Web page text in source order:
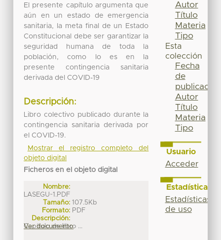
El presente capítulo argumenta que
aún en un estado de emergencia
sanitaria, la meta final de un Estado
Constitucional debe ser garantizar la
seguridad humana de toda la
población, como lo es en la
presente contingencia sanitaria
derivada del COVID-19
Descripción:
Libro colectivo publicado durante la
contingencia sanitaria derivada por
el COVID-19.
Mostrar el registro completo del
objeto digital
Ficheros en el objeto digital
Nombre:
LASEGU~1.PDF
Tamaño: 107.5Kb
Formato: PDF
Descripción:
Capítulo de libro ...
Ver documento
Autor
Título
Materia
Tipo
Esta
colección
Fecha
de
publicación
Autor
Título
Materia
Tipo
Usuario
Acceder
Estadísticas
Estadísticas
de uso